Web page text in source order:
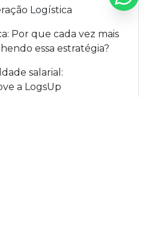
Logística
Por que cada vez mais
essa estratégia?
salarial:
a LogsUp